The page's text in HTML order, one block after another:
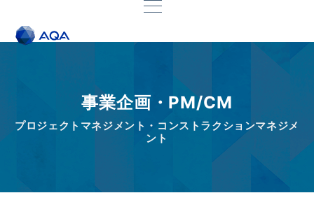
事業企画・PM/CM
プロジェクトマネジメント・コンストラクションマネジメ
ント